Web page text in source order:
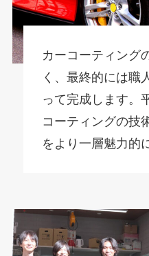
カーコーティング
く、最終的には職
って完成します。
コーティングの技
をより一層魅力的